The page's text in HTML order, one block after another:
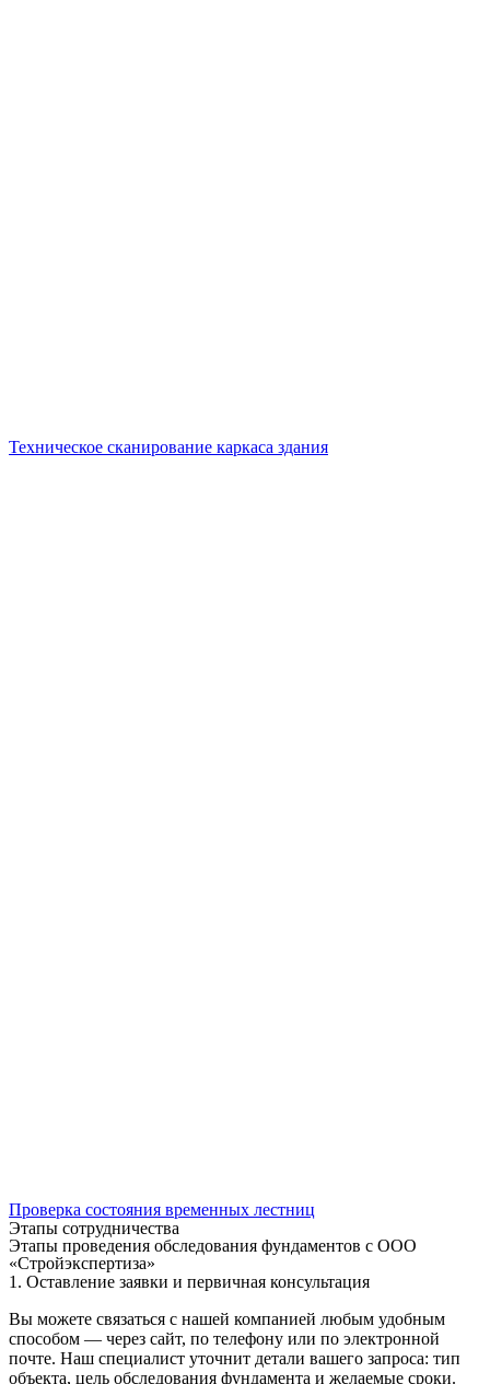
Техническое сканирование каркаса здания
Проверка состояния временных лестниц
Этапы сотрудничества
Этапы проведения обследования фундаментов с ООО
«Стройэкспертиза»
1. Оставление заявки и первичная консультация
Вы можете связаться с нашей компанией любым удобным
способом — через сайт, по телефону или по электронной
почте. Наш специалист уточнит детали вашего запроса: тип
объекта, цель обследования фундамента и желаемые сроки.